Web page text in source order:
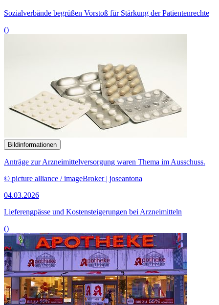
Sozialverbände begrüßen Vorstoß für Stärkung der Patientenrechte
()
Bildinformationen
Anträge zur Arzneimittelversorgung waren Thema im Ausschuss.
© picture alliance / imageBroker | joseantona
04.03.2026
Lieferengpässe und Kostensteigerungen bei Arzneimitteln
()